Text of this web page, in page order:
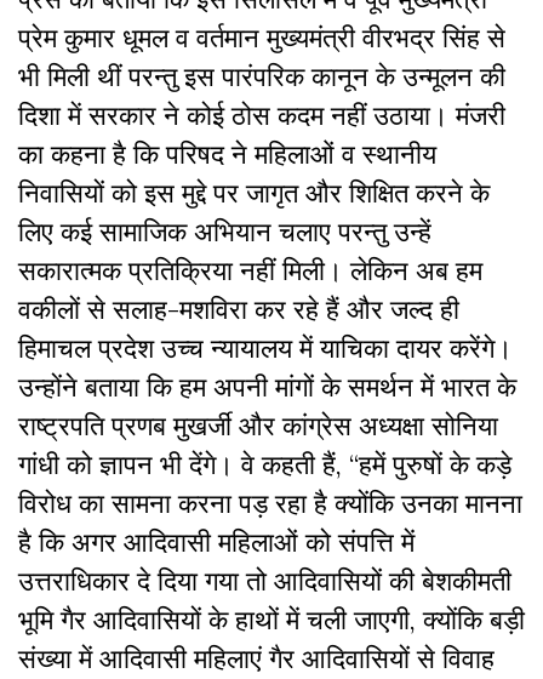
प्रेम कुमार धूमल व वर्तमान मुख्यमंत्री वीरभद्र सिंह से
भी मिली थीं परन्तु इस पारंपरिक कानून के उन्मूलन की
दिशा में सरकार ने कोई ठोस कदम नहीं उठाया। मंजरी
का कहना है कि परिषद ने महिलाओं व स्थानीय
निवासियों को इस मुद्दे पर जागृत और शिक्षित करने के
लिए कई सामाजिक अभियान चलाए परन्तु उन्हें
सकारात्मक प्रतिक्रिया नहीं मिली। लेकिन अब हम
वकीलों से सलाह-मशविरा कर रहे हैं और जल्द ही
हिमाचल प्रदेश उच्च न्यायालय में याचिका दायर करेंगे।
उन्होंने बताया कि हम अपनी मांगों के समर्थन में भारत के
राष्ट्रपति प्रणब मुखर्जी और कांग्रेस अध्यक्षा सोनिया
गांधी को ज्ञापन भी देंगे। वे कहती हैं, “हमें पुरुषों के कड़े
विरोध का सामना करना पड़ रहा है क्योंकि उनका मानना
है कि अगर आदिवासी महिलाओं को संपत्ति में
उत्तराधिकार दे दिया गया तो आदिवासियों की बेशकीमती
भूमि गैर आदिवासियों के हाथों में चली जाएगी, क्योंकि बड़ी
संख्या में आदिवासी महिलाएं गैर आदिवासियों से विवाह